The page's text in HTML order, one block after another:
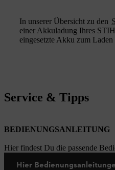
In unserer Übersicht zu den
einer Akkuladung Ihres
eingesetzte Akku zum Laden
Service & Tipps
BEDIENUNGSANLEITUNG
Hier findest Du die passende
Hier